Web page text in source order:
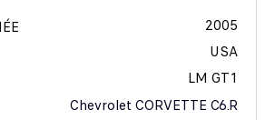
2005
USA
LM GT1
Chevrolet CORVETTE C6.R